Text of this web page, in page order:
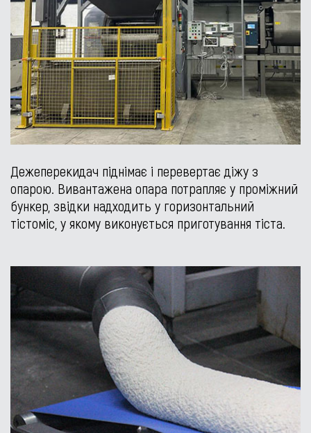
Дежеперекидач піднімає і перевертає діжу з
опарою. Вивантажена опара потрапляє у проміжний
бункер, звідки надходить у горизонтальний
тістоміс, у якому виконується приготування тіста.